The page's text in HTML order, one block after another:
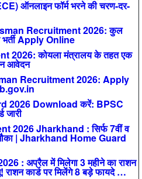
ऑनलाइन फॉर्म भरने की चरण-दर-
Recruitment 2026: कुल
भर्ती Apply Online
2026: कोयला मंत्रालय के तहत एक
आवेदन
Recruitment 2026: Apply
2026 Download करें: BPSC
जारी
2026 Jharkhand : सिर्फ 7वीं व
मौका | Jharkhand Home Guard
: अप्रैल में मिलेगा 3 महीने का राशन
कार्ड पर मिलेंगे 8 बड़े फायदे …